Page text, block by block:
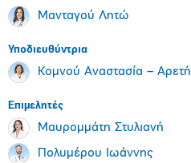
Μανταγού Λητώ
Υποδιευθύντρια
Κομνού Αναστασία – Αρετή
Επιμελητές
Μαυρομμάτη Στυλιανή
Πολυμέρου Ιωάννης